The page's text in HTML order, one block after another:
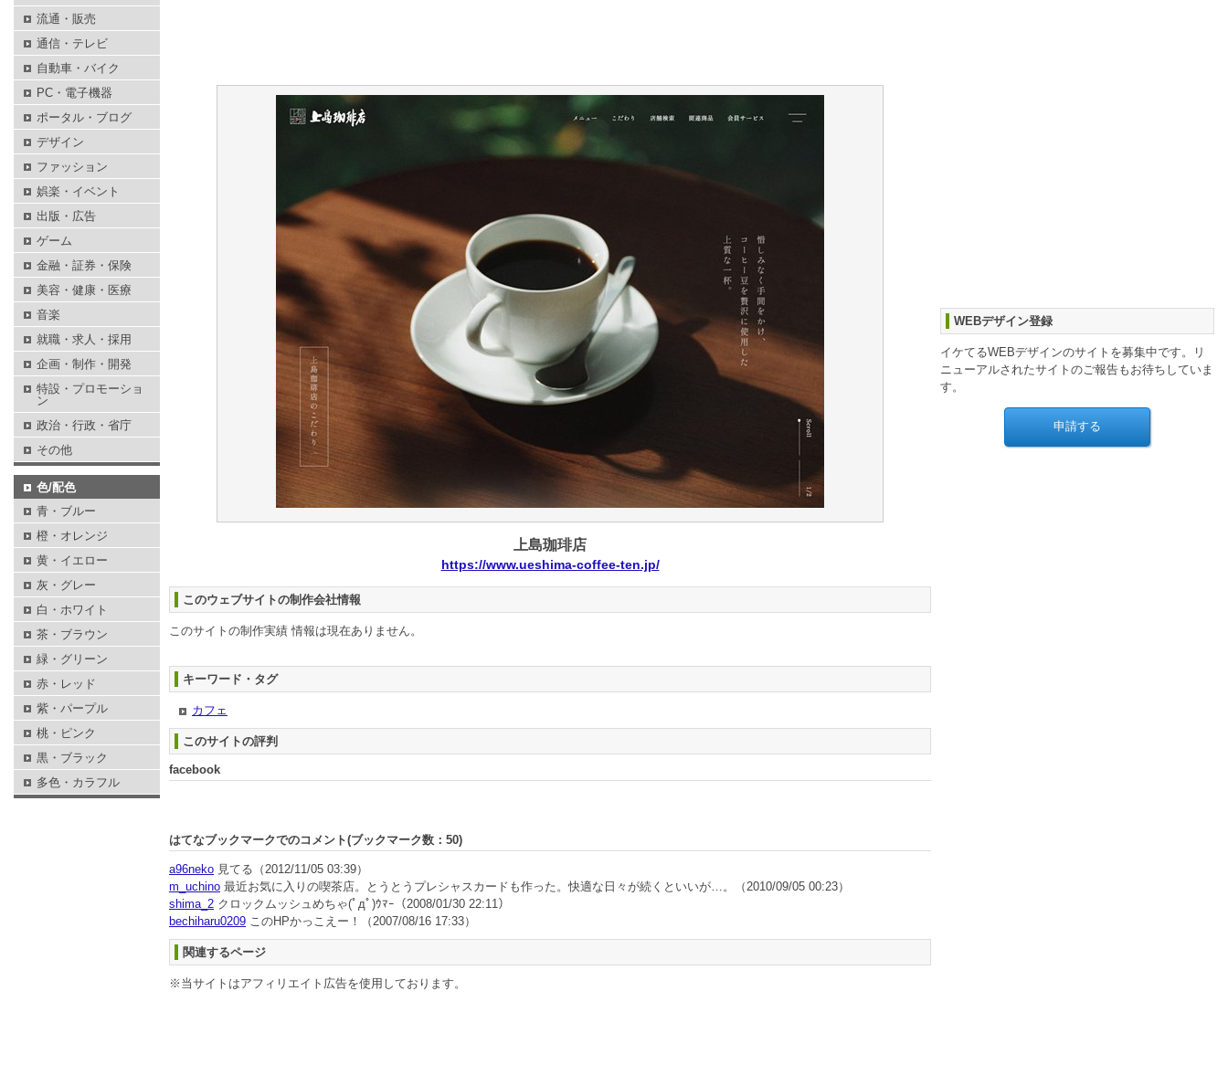
上島珈琲店
https://www.ueshima-coffee-ten.jp/
このウェブサイトの制作会社情報
このサイトの制作実績 情報は現在ありません。
キーワード・タグ
カフェ
このサイトの評判
facebook
はてなブックマークでのコメント(ブックマーク数： 50)
a96neko 見てる （2012/11/05 03:39）
m_uchino 最近お気に入りの喫茶店。とうとうプレシャスカードも作った。快適な日々が続くといいが…。
（2010/09/05 00:23）
shima_2 クロックムッシュめちゃ(ﾟдﾟ)ｳﾏｰ （2008/01/30 22:11）
bechiharu0209 このHPかっこえー！ （2007/08/16 17:33）
関連するページ
※当サイトはアフィリエイト広告を使用しております。
WEBデザイン登録
イケてるWEBデザインのサイトを募集中です。リ
ニューアルされたサイトのご報告もお待ちしていま
す。
流通・販売
通信・テレビ
自動車・バイク
PC・電子機器
ポータル・ブログ
デザイン
ファッション
娯楽・イベント
出版・広告
ゲーム
金融・証券・保険
美容・健康・医療
音楽
就職・求人・採用
企画・制作・開発
特設・プロモーショ
ン
政治・行政・省庁
その他
色/配色
青・ブルー
橙・オレンジ
黄・イエロー
灰・グレー
白・ホワイト
茶・ブラウン
緑・グリーン
赤・レッド
紫・パープル
桃・ピンク
黒・ブラック
多色・カラフル